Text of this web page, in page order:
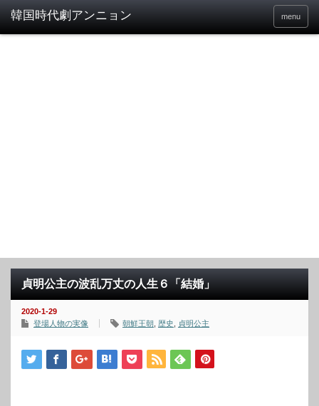
menu
貞明公主の波乱万丈の人生６「結婚」
2020-1-29
登場人物の実像
朝鮮王朝 歴史 貞明公主